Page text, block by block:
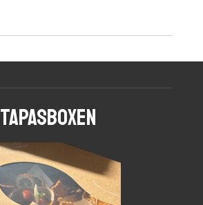
Tapasboxen